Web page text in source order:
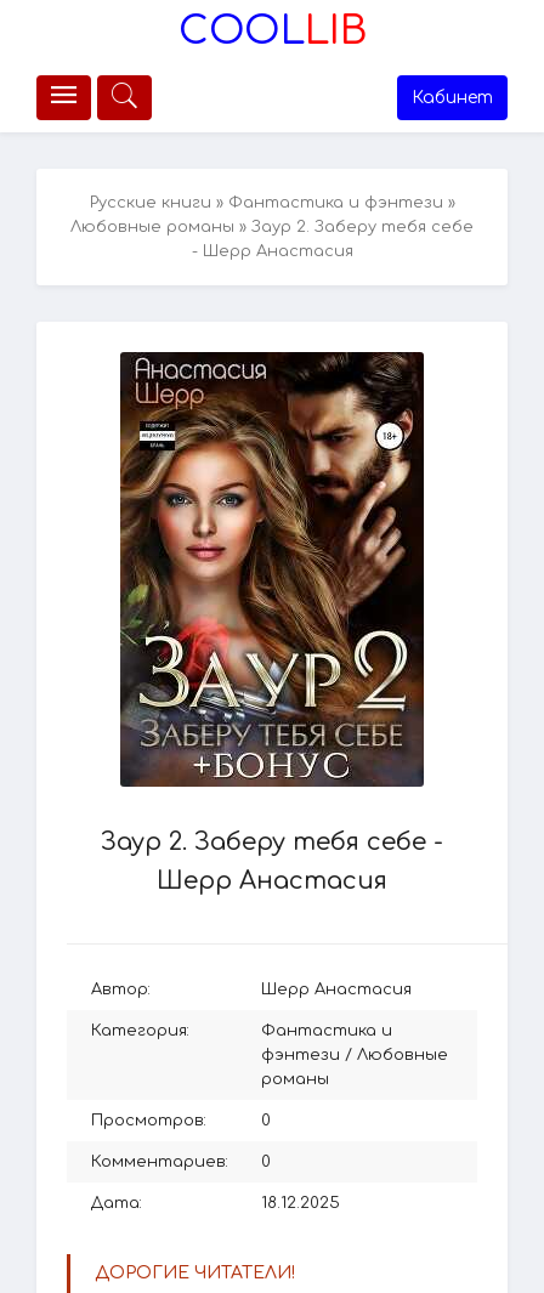
COOLLIB
Кабинет
Русские книги » Фантастика и фэнтези »
Любовные романы » Заур 2. Заберу тебя себе
- Шерр Анастасия
Заур 2. Заберу тебя себе -
Шерр Анастасия
Автор: Шерр Анастасия
Категория:
Фантастика и
фэнтези / Любовные
романы
Просмотров: 0
Комментариев: 0
Дата: 18.12.2025
ДОРОГИЕ ЧИТАТЕЛИ!